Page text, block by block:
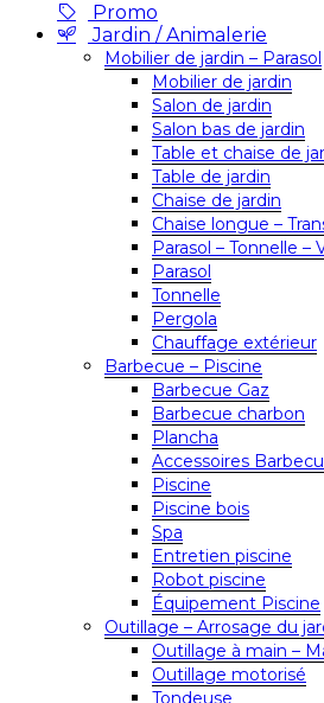
Promo
Jardin / Animalerie
Mobilier de jardin – Parasol
Mobilier de jardin
Salon de jardin
Salon bas de jardin
Table et chaise de
Table de jardin
Chaise de jardin
Chaise longue –
Parasol – Tonnelle –
Parasol
Tonnelle
Pergola
Chauffage extérieur
Barbecue – Piscine
Barbecue Gaz
Barbecue charbon
Plancha
Accessoires
Piscine
Piscine bois
Spa
Entretien piscine
Robot piscine
Équipement Piscine
Outillage – Arrosage du
Outillage à main –
Outillage motorisé
Tondeuse